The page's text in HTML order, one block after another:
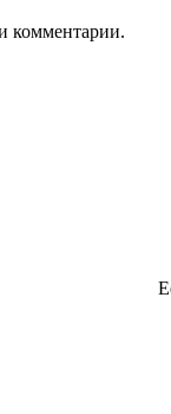
комментарии.